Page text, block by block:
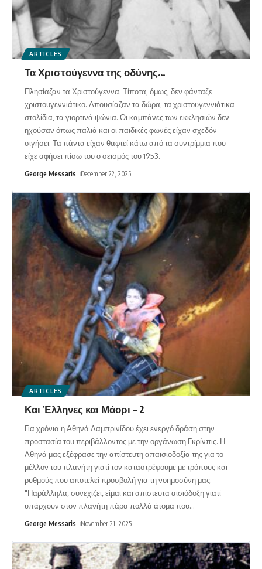
ARTICLES
Τα Χριστούγεννα της οδύνης…
Πλησίαζαν τα Χριστούγεννα. Τίποτα, όμως, δεν φάνταζε
χριστουγεννιάτικο. Απουσίαζαν τα δώρα, τα χριστουγεννιάτικα
στολίδια, τα γιορτινά ψώνια. Οι καμπάνες των εκκλησιών δεν
ηχούσαν όπως παλιά και οι παιδικές φωνές είχαν σχεδόν
σιγήσει. Τα πάντα είχαν θαφτεί κάτω από τα συντρίμμια που
είχε αφήσει πίσω του ο σεισμός του 1953.
George Messaris December 22, 2025
ARTICLES
Και Έλληνες και Μάορι – 2
Για χρόνια η Αθηνά Λαμπρινίδου έχει ενεργό δράση στην
προστασία του περιβάλλοντος με την οργάνωση Γκρίνπις. Η
Αθηνά μας εξέφρασε την απίστευτη απαισιοδοξία της για το
μέλλον του πλανήτη γιατί τον καταστρέφουμε με τρόπους και
ρυθμούς που αποτελεί προσβολή για τη νοημοσύνη μας.
"Παράλληλα, συνεχίζει, είμαι και απίστευτα αισιόδοξη γιατί
υπάρχουν στον πλανήτη πάρα πολλά άτομα που…
George Messaris November 21, 2025